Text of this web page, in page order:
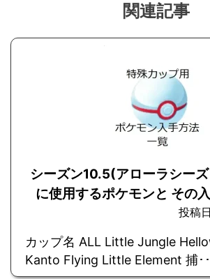
関連記事
シーズン10.5(アローラシー
に使用するポケモンと その
投稿
カップ名 ALL Little Jungle
Kanto Flying Little Element 捕･